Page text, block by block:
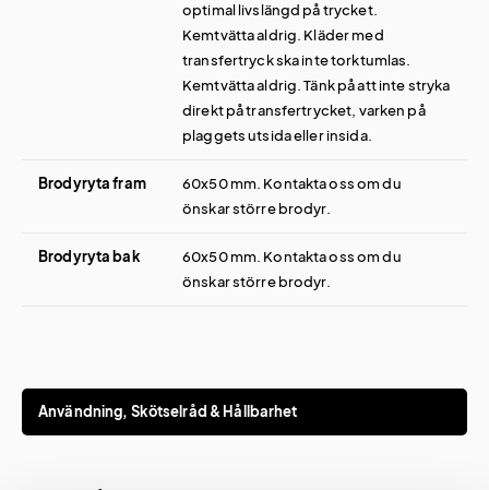
optimal livslängd på trycket.
Kemtvätta aldrig. Kläder med
transfertryck ska inte torktumlas.
Kemtvätta aldrig. Tänk på att inte stryka
direkt på transfertrycket, varken på
plaggets utsida eller insida.
Brodyryta fram
60x50 mm. Kontakta oss om du
önskar större brodyr.
Brodyryta bak
60x50 mm. Kontakta oss om du
önskar större brodyr.
Användning, Skötselråd & Hållbarhet